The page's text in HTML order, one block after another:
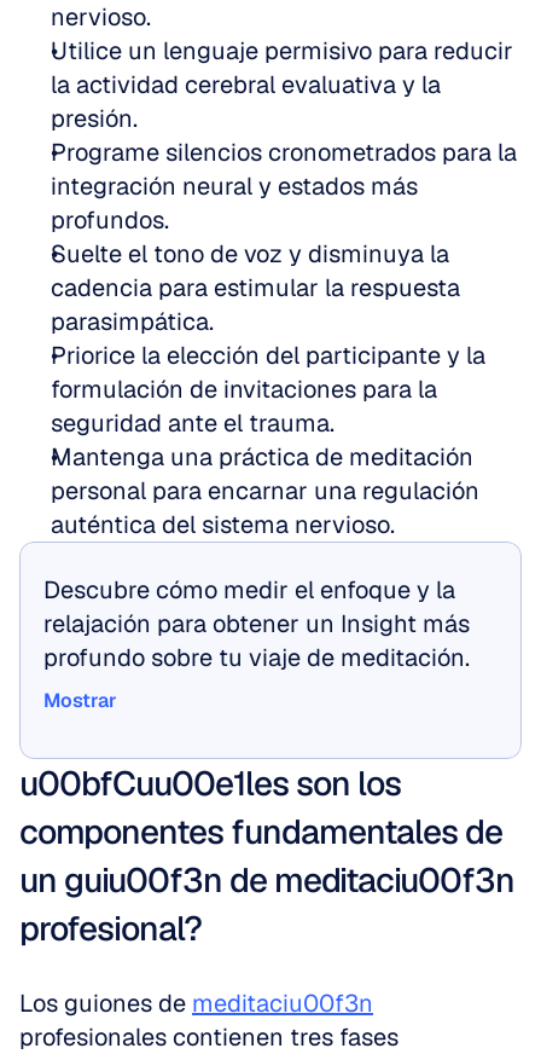
nervioso.
Utilice un lenguaje permisivo para reducir
la actividad cerebral evaluativa y la
presión.
Programe silencios cronometrados para la
integración neural y estados más
profundos.
Suelte el tono de voz y disminuya la
cadencia para estimular la respuesta
parasimpática.
Priorice la elección del participante y la
formulación de invitaciones para la
seguridad ante el trauma.
Mantenga una práctica de meditación
personal para encarnar una regulación
auténtica del sistema nervioso.
Descubre cómo medir el enfoque y la
relajación para obtener un Insight más
profundo sobre tu viaje de meditación.
Mostrar
u00bfCuu00e1les son los
componentes fundamentales de
un guiu00f3n de meditaciu00f3n
profesional?
Los guiones de meditaciu00f3n
profesionales contienen tres fases